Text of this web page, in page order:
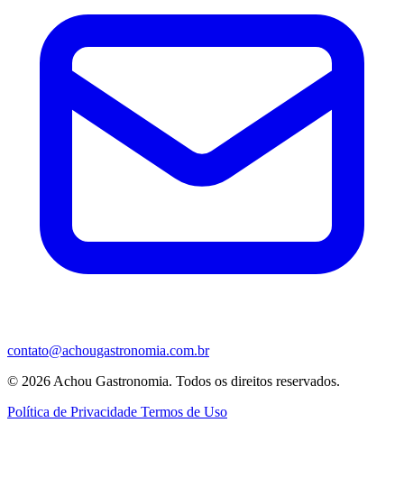
contato@achougastronomia.com.br
© 2026 Achou Gastronomia. Todos os direitos reservados.
Política de Privacidade Termos de Uso